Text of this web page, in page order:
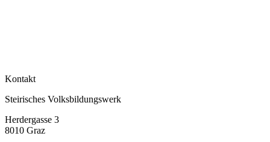
Kontakt
Steirisches Volksbildungswerk
Herdergasse 3
8010 Graz